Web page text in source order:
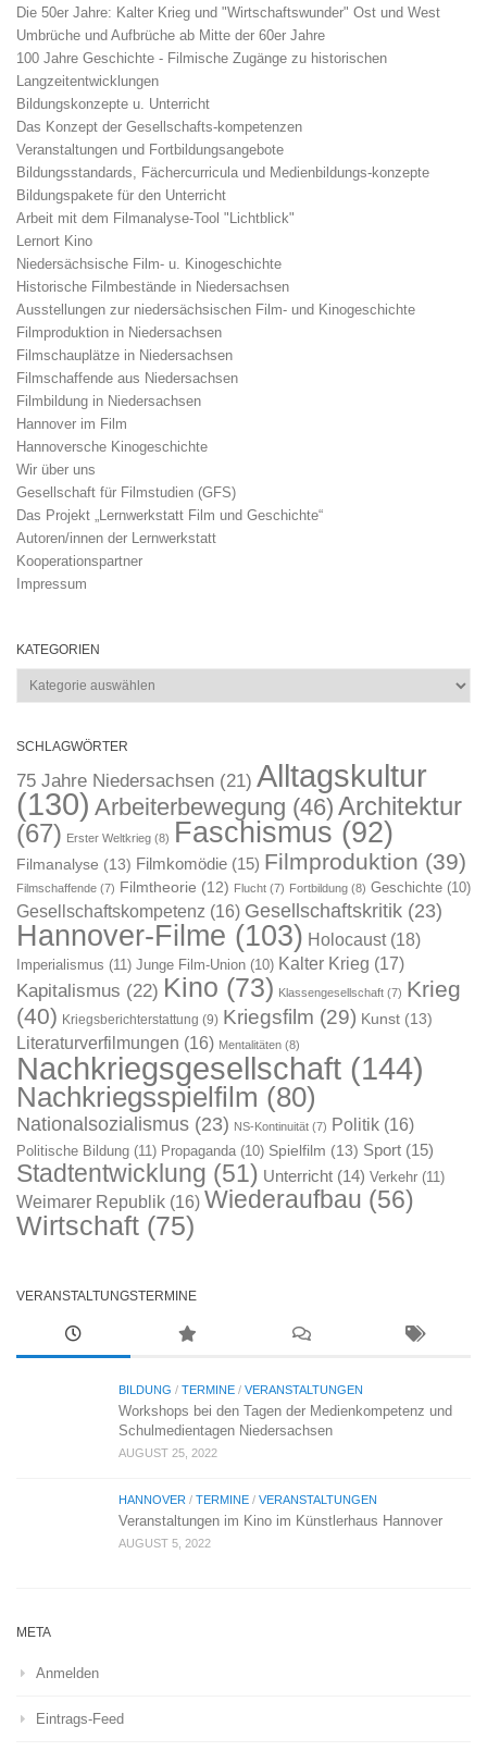
Die 50er Jahre: Kalter Krieg und "Wirtschaftswunder" Ost und West
Umbrüche und Aufbrüche ab Mitte der 60er Jahre
100 Jahre Geschichte - Filmische Zugänge zu historischen
Langzeitentwicklungen
Bildungskonzepte u. Unterricht
Das Konzept der Gesellschafts-kompetenzen
Veranstaltungen und Fortbildungsangebote
Bildungsstandards, Fächercurricula und Medienbildungs-konzepte
Bildungspakete für den Unterricht
Arbeit mit dem Filmanalyse-Tool "Lichtblick"
Lernort Kino
Niedersächsische Film- u. Kinogeschichte
Historische Filmbestände in Niedersachsen
Ausstellungen zur niedersächsischen Film- und Kinogeschichte
Filmproduktion in Niedersachsen
Filmschauplätze in Niedersachsen
Filmschaffende aus Niedersachsen
Filmbildung in Niedersachsen
Hannover im Film
Hannoversche Kinogeschichte
Wir über uns
Gesellschaft für Filmstudien (GFS)
Das Projekt „Lernwerkstatt Film und Geschichte“
Autoren/innen der Lernwerkstatt
Kooperationspartner
Impressum
KATEGORIEN
Kategorien
SCHLAGWÖRTER
75 Jahre Niedersachsen (21) Alltagskultur
(130) Arbeiterbewegung (46) Architektur
(67) Erster Weltkrieg (8) Faschismus (92)
Filmanalyse (13) Filmkomödie (15) Filmproduktion (39)
Filmschaffende (7) Filmtheorie (12) Flucht (7) Fortbildung (8) Geschichte (10)
Gesellschaftskompetenz (16) Gesellschaftskritik (23)
Hannover-Filme (103) Holocaust(18)
Imperialismus (11) Junge Film-Union (10) Kalter Krieg (17)
Kapitalismus (22) Kino (73) Klassengesellschaft (7) Krieg
(40) Kriegsberichterstattung (9) Kriegsfilm (29) Kunst (13)
Literaturverfilmungen (16) Mentalitäten (8)
Nachkriegsgesellschaft (144)
Nachkriegsspielfilm (80)
Nationalsozialismus (23) NS-Kontinuität (7) Politik (16)
Politische Bildung (11) Propaganda (10) Spielfilm (13) Sport (15)
Stadtentwicklung (51) Unterricht (14) Verkehr (11)
Weimarer Republik (16) Wiederaufbau (56)
Wirtschaft (75)
VERANSTALTUNGSTERMINE
BILDUNG / TERMINE / VERANSTALTUNGEN
Workshops bei den Tagen der Medienkompetenz und
Schulmedientagen Niedersachsen
AUGUST 25, 2022
HANNOVER / TERMINE / VERANSTALTUNGEN
Veranstaltungen im Kino im Künstlerhaus Hannover
AUGUST 5, 2022
META
Anmelden
Eintrags-Feed